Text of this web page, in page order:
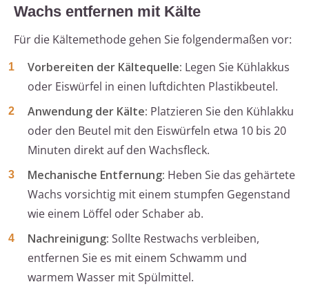
Wachs entfernen mit Kälte
Für die Kältemethode gehen Sie folgendermaßen vor:
Vorbereiten der Kältequelle: Legen Sie Kühlakkus
oder Eiswürfel in einen luftdichten Plastikbeutel.
Anwendung der Kälte: Platzieren Sie den Kühlakku
oder den Beutel mit den Eiswürfeln etwa 10 bis 20
Minuten direkt auf den Wachsfleck.
Mechanische Entfernung: Heben Sie das gehärtete
Wachs vorsichtig mit einem stumpfen Gegenstand
wie einem Löffel oder Schaber ab.
Nachreinigung: Sollte Restwachs verbleiben,
entfernen Sie es mit einem Schwamm und
warmem Wasser mit Spülmittel.